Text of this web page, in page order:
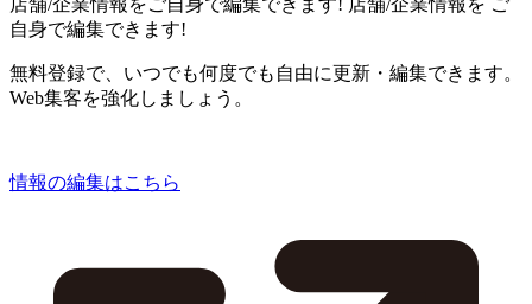
自身で編集できます!
無料登録で、いつでも何度でも自由に更新・編集できます。
Web集客を強化しましょう。
情報の編集はこちら